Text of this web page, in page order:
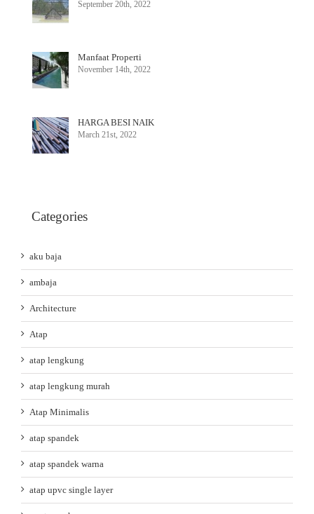
September 20th, 2022
Manfaat Properti
November 14th, 2022
HARGA BESI NAIK
March 21st, 2022
Categories
aku baja
ambaja
Architecture
Atap
atap lengkung
atap lengkung murah
Atap Minimalis
atap spandek
atap spandek warna
atap upvc single layer